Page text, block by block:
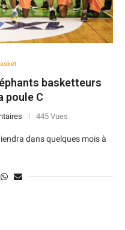
basketteurs
poule C
445 Vues
dans quelques mois à